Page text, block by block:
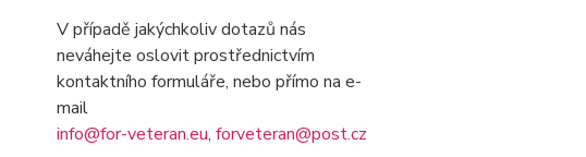
V případě jakýchkoliv dotazů nás
neváhejte oslovit prostřednictvím
kontaktního formuláře, nebo přímo na e-
mail
info@for-veteran.eu, forveteran@post.cz